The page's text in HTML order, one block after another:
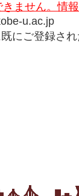
ません。情
u.ac.jp
にご登録され